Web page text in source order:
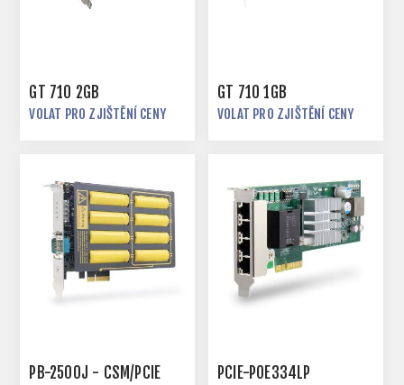
GT 710 2GB
VOLAT PRO ZJIŠTĚNÍ CENY
GT 710 1GB
VOLAT PRO ZJIŠTĚNÍ CENY
PB-2500J - CSM/PCIE PCIE-POE334LP